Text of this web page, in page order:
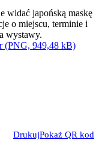
(PNG, 949,48 kB)
DrukujPokaż QR kod